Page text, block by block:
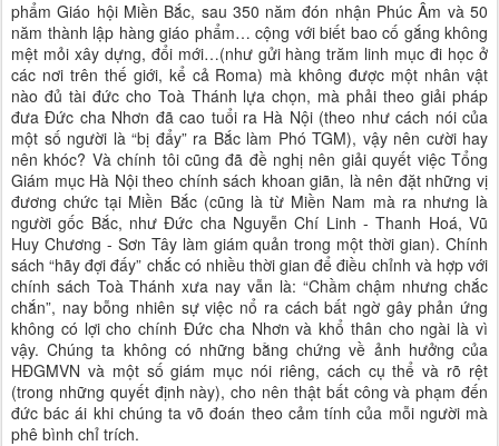
phẩm Giáo hội Miền Bắc, sau 350 năm đón nhận Phúc Âm và 50
năm thành lập hàng giáo phẩm… cộng với biết bao cố gắng không
mệt mỏi xây dựng, đổi mới…(như gửi hàng trăm linh mục đi học ở
các nơi trên thế giới, kể cả Roma) mà không được một nhân vật
nào đủ tài đức cho Toà Thánh lựa chọn, mà phải theo giải pháp
đưa Đức cha Nhơn đã cao tuổi ra Hà Nội (theo như cách nói của
một số người là “bị đẩy” ra Bắc làm Phó TGM), vậy nên cười hay
nên khóc? Và chính tôi cũng đã đề nghị nên giải quyết việc Tổng
Giám mục Hà Nội theo chính sách khoan giãn, là nên đặt những vị
đương chức tại Miền Bắc (cũng là từ Miền Nam mà ra nhưng là
người gốc Bắc, như Đức cha Nguyễn Chí Linh - Thanh Hoá, Vũ
Huy Chương - Sơn Tây làm giám quản trong một thời gian). Chính
sách “hãy đợi đấy” chắc có nhiều thời gian để điều chỉnh và hợp với
chính sách Toà Thánh xưa nay vẫn là: “Chầm chậm nhưng chắc
chắn”, nay bỗng nhiên sự việc nổ ra cách bất ngờ gây phản ứng
không có lợi cho chính Đức cha Nhơn và khổ thân cho ngài là vì
vậy. Chúng ta không có những bằng chứng về ảnh hưởng của
HĐGMVN và một số giám mục nói riêng, cách cụ thể và rõ rệt
(trong những quyết định này), cho nên thật bất công và phạm đến
đức bác ái khi chúng ta võ đoán theo cảm tính của mỗi người mà
phê bình chỉ trích.